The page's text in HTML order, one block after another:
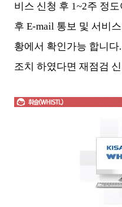
비스 신청 후 1~2주 정
후 E-mail 통보 및 서비
황에서 확인가능 합니
조치 하였다면 재점검